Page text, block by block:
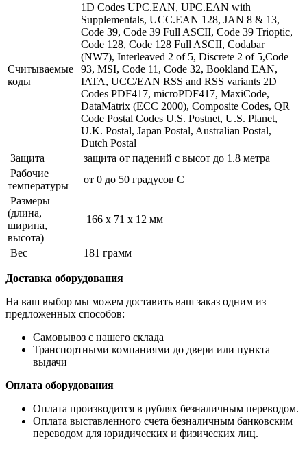
Считываемые
коды
1D Codes UPC.EAN, UPC.EAN with
Supplementals, UCC.EAN 128, JAN 8 & 13,
Code 39, Code 39 Full ASCII, Code 39 Trioptic,
Code 128, Code 128 Full ASCII, Codabar
(NW7), Interleaved 2 of 5, Discrete 2 of 5,Code
93, MSI, Code 11, Code 32, Bookland EAN,
IATA, UCC/EAN RSS and RSS variants 2D
Codes PDF417, microPDF417, MaxiCode,
DataMatrix (ECC 2000), Composite Codes, QR
Code Postal Codes U.S. Postnet, U.S. Planet,
U.K. Postal, Japan Postal, Australian Postal,
Dutch Postal
Защита
защита от падений с высот до 1.8 метра
Рабочие
температуры
от 0 до 50 градусов C
Размеры
(длина,
ширина,
высота)
166 x 71 x 12 мм
Вес 181 грамм
Доставка оборудования
На ваш выбор мы можем доставить ваш заказ одним из
предложенных способов:
Самовывоз с нашего склада
Транспортными компаниями до двери или пункта
выдачи
Оплата оборудования
Оплата производится в рублях безналичным переводом.
Оплата выставленного счета безналичным банковским
переводом для юридических и физических лиц.